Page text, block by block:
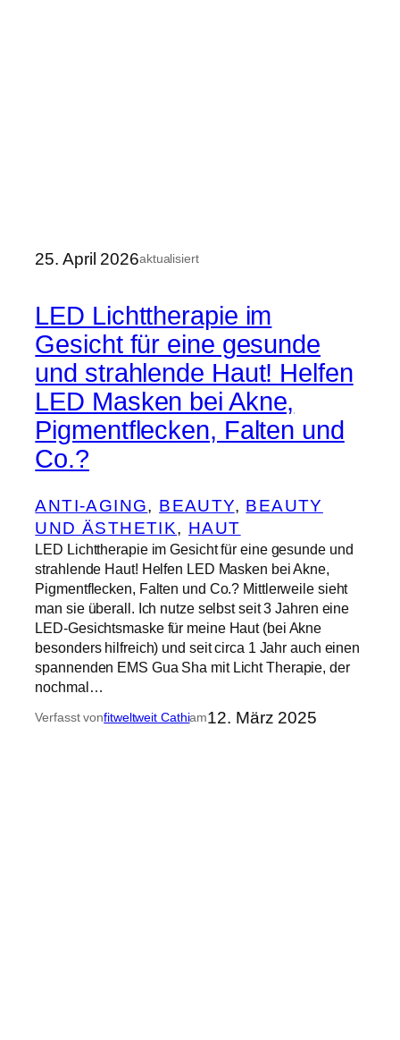
25. April 2026aktualisiert
LED Lichttherapie im
Gesicht für eine gesunde
und strahlende Haut! Helfen
LED Masken bei Akne,
Pigmentflecken, Falten und
Co.?
ANTI-AGING, BEAUTY, BEAUTY
UND ÄSTHETIK, HAUT
LED Lichttherapie im Gesicht für eine gesunde und
strahlende Haut! Helfen LED Masken bei Akne,
Pigmentflecken, Falten und Co.? Mittlerweile sieht
man sie überall. Ich nutze selbst seit 3 Jahren eine
LED-Gesichtsmaske für meine Haut (bei Akne
besonders hilfreich) und seit circa 1 Jahr auch einen
spannenden EMS Gua Sha mit Licht Therapie, der
nochmal…
Verfasst vonfitweltweit Cathiam12. März 2025